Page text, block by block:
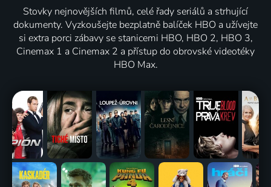
Stovky nejnovějších filmů, celé řady seriálů a strhující
dokumenty. Vyzkoušejte bezplatně balíček HBO a užívejte
si extra porci zábavy se stanicemi HBO, HBO 2, HBO 3,
Cinemax 1 a Cinemax 2 a přístup do obrovské videotéky
HBO Max.